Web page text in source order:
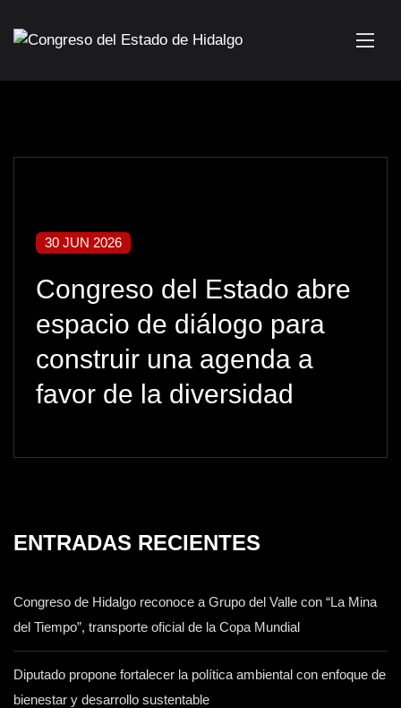
30 JUN 2026
Congreso del Estado abre
espacio de diálogo para
construir una agenda a
favor de la diversidad
ENTRADAS RECIENTES
Congreso de Hidalgo reconoce a Grupo del Valle con “La Mina
del Tiempo”, transporte oficial de la Copa Mundial
Diputado propone fortalecer la política ambiental con enfoque de
bienestar y desarrollo sustentable